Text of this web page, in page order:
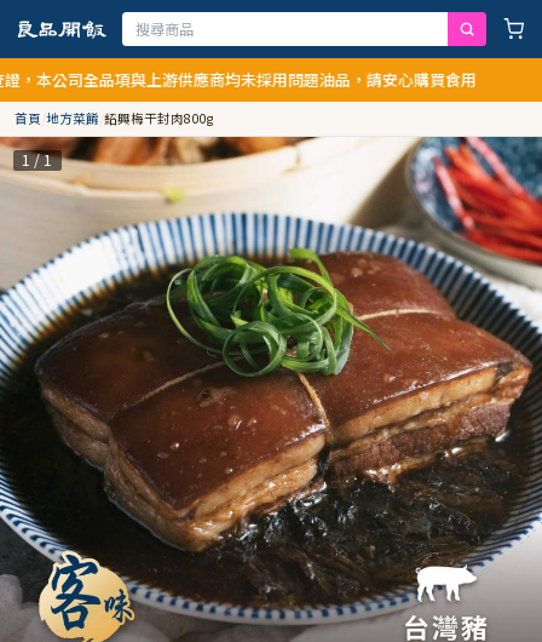
本公司全品項與上游供應商均未採用問題油品，請安心購買食用
首頁/地方菜餚/紹興梅干封肉800g
1 / 1